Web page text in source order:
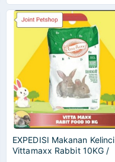
EXPEDISI Makanan Kelinci
Vittamaxx Rabbit 10KG /